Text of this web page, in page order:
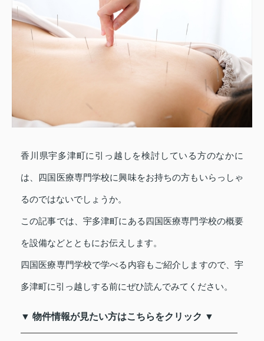
香川県宇多津町に引っ越しを検討している方のなかに
は、四国医療専門学校に興味をお持ちの方もいらっしゃ
るのではないでしょうか。
この記事では、宇多津町にある四国医療専門学校の概要
を設備などとともにお伝えします。
四国医療専門学校で学べる内容もご紹介しますので、宇
多津町に引っ越しする前にぜひ読んでみてください。
▼ 物件情報が見たい方はこちらをクリック ▼